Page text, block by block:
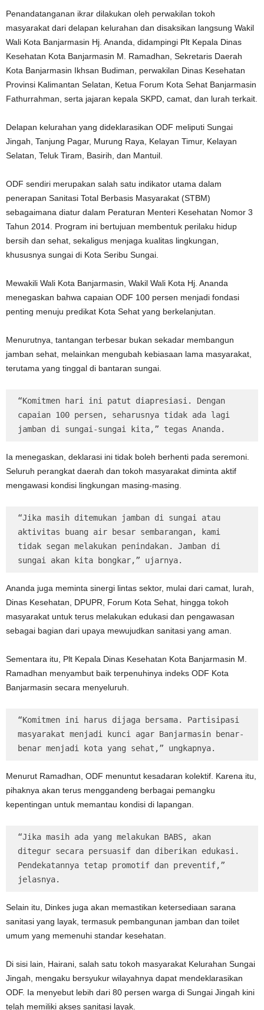
Penandatanganan ikrar dilakukan oleh perwakilan tokoh
masyarakat dari delapan kelurahan dan disaksikan langsung Wakil
Wali Kota Banjarmasin Hj. Ananda, didampingi Plt Kepala Dinas
Kesehatan Kota Banjarmasin M. Ramadhan, Sekretaris Daerah
Kota Banjarmasin Ikhsan Budiman, perwakilan Dinas Kesehatan
Provinsi Kalimantan Selatan, Ketua Forum Kota Sehat Banjarmasin
Fathurrahman, serta jajaran kepala SKPD, camat, dan lurah terkait.
Delapan kelurahan yang dideklarasikan ODF meliputi Sungai
Jingah, Tanjung Pagar, Murung Raya, Kelayan Timur, Kelayan
Selatan, Teluk Tiram, Basirih, dan Mantuil.
ODF sendiri merupakan salah satu indikator utama dalam
penerapan Sanitasi Total Berbasis Masyarakat (STBM)
sebagaimana diatur dalam Peraturan Menteri Kesehatan Nomor 3
Tahun 2014. Program ini bertujuan membentuk perilaku hidup
bersih dan sehat, sekaligus menjaga kualitas lingkungan,
khususnya sungai di Kota Seribu Sungai.
Mewakili Wali Kota Banjarmasin, Wakil Wali Kota Hj. Ananda
menegaskan bahwa capaian ODF 100 persen menjadi fondasi
penting menuju predikat Kota Sehat yang berkelanjutan.
Menurutnya, tantangan terbesar bukan sekadar membangun
jamban sehat, melainkan mengubah kebiasaan lama masyarakat,
terutama yang tinggal di bantaran sungai.
“Komitmen hari ini patut diapresiasi. Dengan
capaian 100 persen, seharusnya tidak ada lagi
jamban di sungai-sungai kita,” tegas Ananda.
Ia menegaskan, deklarasi ini tidak boleh berhenti pada seremoni.
Seluruh perangkat daerah dan tokoh masyarakat diminta aktif
mengawasi kondisi lingkungan masing-masing.
“Jika masih ditemukan jamban di sungai atau
aktivitas buang air besar sembarangan, kami
tidak segan melakukan penindakan. Jamban di
sungai akan kita bongkar,” ujarnya.
Ananda juga meminta sinergi lintas sektor, mulai dari camat, lurah,
Dinas Kesehatan, DPUPR, Forum Kota Sehat, hingga tokoh
masyarakat untuk terus melakukan edukasi dan pengawasan
sebagai bagian dari upaya mewujudkan sanitasi yang aman.
Sementara itu, Plt Kepala Dinas Kesehatan Kota Banjarmasin M.
Ramadhan menyambut baik terpenuhinya indeks ODF Kota
Banjarmasin secara menyeluruh.
“Komitmen ini harus dijaga bersama. Partisipasi
masyarakat menjadi kunci agar Banjarmasin benar-
benar menjadi kota yang sehat,” ungkapnya.
Menurut Ramadhan, ODF menuntut kesadaran kolektif. Karena itu,
pihaknya akan terus menggandeng berbagai pemangku
kepentingan untuk memantau kondisi di lapangan.
“Jika masih ada yang melakukan BABS, akan
ditegur secara persuasif dan diberikan edukasi.
Pendekatannya tetap promotif dan preventif,”
jelasnya.
Selain itu, Dinkes juga akan memastikan ketersediaan sarana
sanitasi yang layak, termasuk pembangunan jamban dan toilet
umum yang memenuhi standar kesehatan.
Di sisi lain, Hairani, salah satu tokoh masyarakat Kelurahan Sungai
Jingah, mengaku bersyukur wilayahnya dapat mendeklarasikan
ODF. Ia menyebut lebih dari 80 persen warga di Sungai Jingah kini
telah memiliki akses sanitasi layak.